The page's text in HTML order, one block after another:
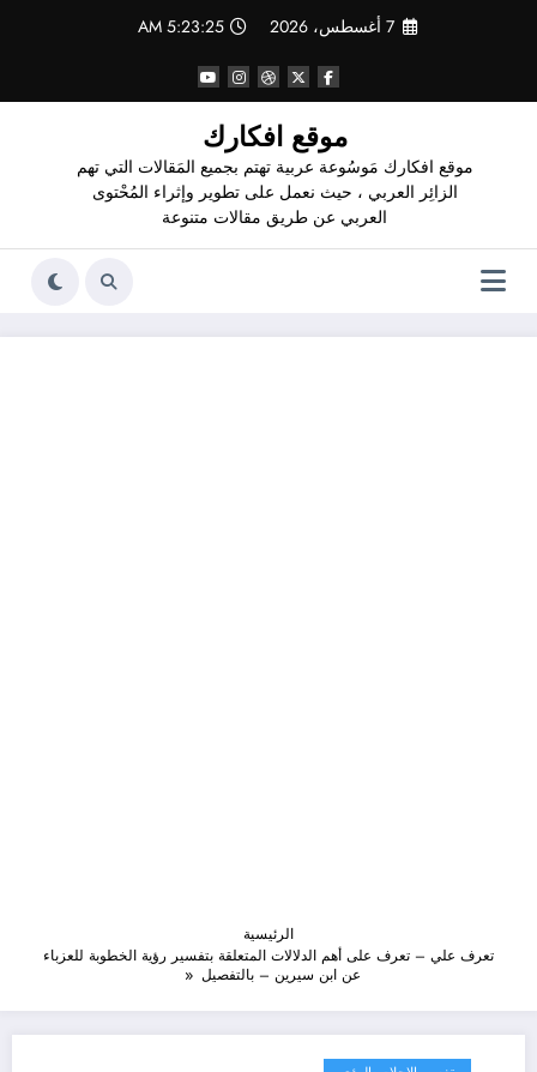
7 أغسطس، 2026 5:23:25 AM
موقع افكارك
موقع افكارك مَوسُوعة عربية تهتم بجميع المَقالات التي تهم
الزائِر العربي ، حيث نعمل على تطوير وإثراء المُحْتوى
العربي عن طريق مقالات متنوعة
الرئيسية
تعرف علي – تعرف على أهم الدلالات المتعلقة بتفسير رؤية الخطوبة للعزباء
عن ابن سيرين – بالتفصيل